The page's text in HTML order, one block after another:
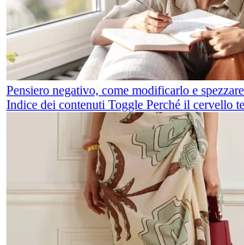
Pensiero negativo, come modificarlo e
Indice dei contenuti Toggle Perché il cervello